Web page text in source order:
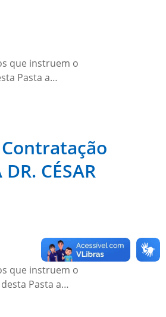
que instruem o
Pasta a…
CÉSAR
que instruem o
Pasta a…